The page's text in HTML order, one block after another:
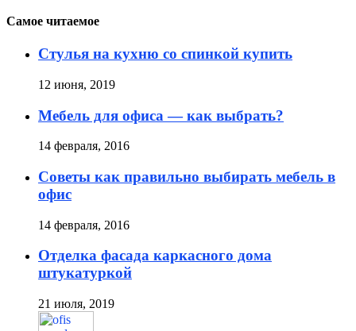
Самое читаемое
Стулья на кухню со спинкой купить
12 июня, 2019
Мебель для офиса — как выбрать?
14 февраля, 2016
Советы как правильно выбирать мебель в
офис
14 февраля, 2016
Отделка фасада каркасного дома
штукатуркой
21 июля, 2019